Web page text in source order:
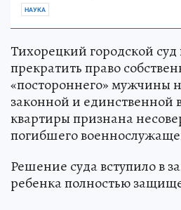
НАУКА
Тихорецкий городской суд
прекратить право
«постороннего» мужчины
законной и единственной
квартиры признана
погибшего
Решение суда вступило в
ребенка полностью